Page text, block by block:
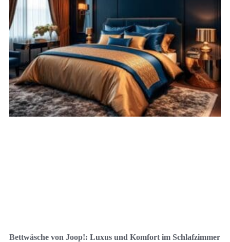
Bettwäsche von Joop!: Luxus und Komfort im Schlafzimmer